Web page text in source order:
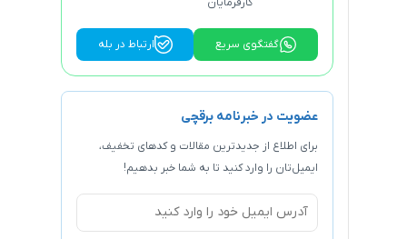
کارفرمایان
گفتگوی سریع ارتباط در بله
عضویت در خبرنامه برقچی
برای اطلاع از جدیدترین مقالات و کد‌های تخفیف،
ایمیل‌تان را وارد کنید تا به شما خبر بدهیم!